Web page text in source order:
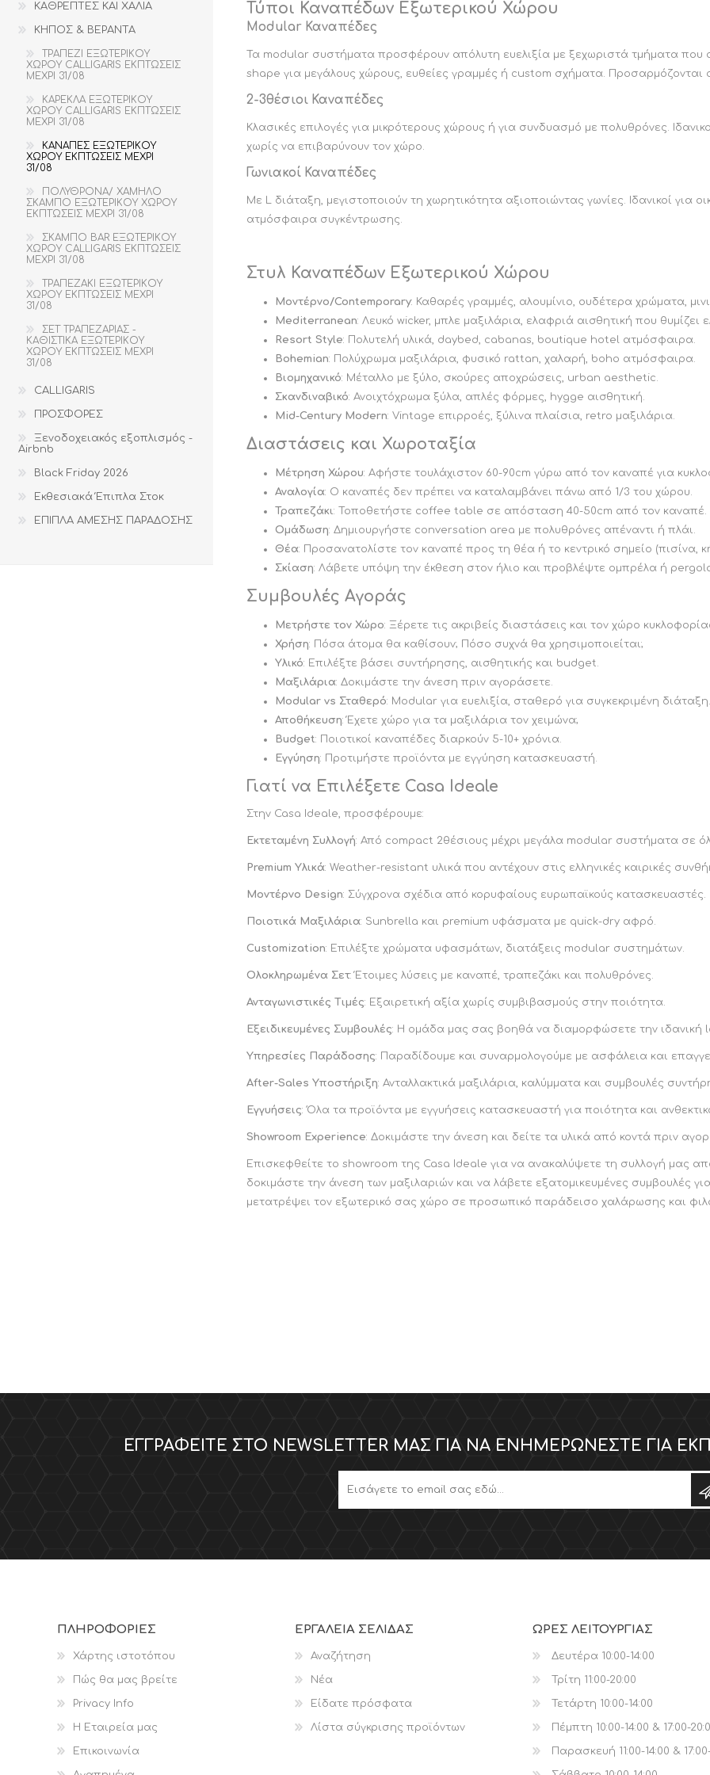
ΓΩΝΙΑΚΟΙ ΚΑΝΑΠΕΔΕΣ
ΔΙΘΕΣΙΟΙ ΚΑΙ ΤΡΙΘΕΣΙΟΙ
ΤΡΑΠΕΖΑΚΙ ΣΑΛΟΝΙΟΥ
ΤΡΑΠΕΖΑΚΙ ΣΑΛΟΝΙΟΥ
ΠΑΡΑΛΛΗΛΟΓΡΑΜΜO
ΤΡΑΠΕΖΑΚΙ ΣΑΛΟΝΙΟΥ
ΣΤΡΟΓΓΥΛΟ
ΤΡΑΠΕΖΑΚΙ ΣΑΛΟΝΙΟΥ
ΕΠΙΤΟΙΧΙΑ ΕΠΙΠΛΑ
ΤΗΛΕΟΡΑΣΗΣ ΕΚΠΤΩΣΕΙΣ
ΜΕΧΡΙ 31/08
ΤΡΑΠΕΖΑΚΙ
ΕΚΠΤΩΣΕΙΣ ΜΕΧΡΙ
31/08
ΠΤΥΣΣΟΜΕΝΟ
ΤΡΑΠΕΖΑΚΙ
ΣΑΛΟΝΙΟΥ
ΕΚΠΤΩΣΕΙΣ ΜΕΧΡΙ
ΕΚΠΤΩΣΕΙΣ ΜΕΧΡΙ
31/08
ΣΤΡΟΓΓΥΛΕΣ
ΠΑΡΑΛΛΗΛΟΓΡΑΜΜΕΣ
ΤΡΑΠΕΖΑΡΙΕΣ
ΤΕΤΡΑΓΩΝΕΣ
ΤΡΑΠΕΖΑΡΙΕΣ
ΤΡΑΠΕΖΑΡΙΕΣ
ΚΑΡΕΚΛΑ ΤΡΑΠΕΖΑΡΙΑΣ
ΚΑΡΕΚΛΑ ΤΡΑΠΕΖΑΡΙΑΣ
ΜΕ ΜΠΡΑΤΣΑ
ΚΑΡΕΚΛΑ ΤΡΑΠΕΖΑΡΙΑΣ
ΜΕ ΔΕΡΜΑ Η΄ΤΕΧΝΟΔΕΡΜΑ
ΚΑΡΕΚΛΑ ΤΡΑΠΕΖΑΡΙΑΣ
ΜΕ ΜΕΤΑΛΛΙΚΑ ΠΟΔΙΑ
ΚΑΡΕΚΛΑ ΤΡΑΠΕΖΑΡΙΑΣ
ΜΕ ΠΟΛΥΠΡΟΠΥΛΕΝΙΟ
ΣΚΑΜΠΟ ΜΠΑΡ ΜΕ
ΠΛΑΤΗ
ΣΚΑΜΠΟ ΜΠΑΡ ΜΕ
ΞΥΛΙΝΑ ΠΟΔΙΑ
ΠΛΑΤΗ ΚΑΙ ΜΠΡΑΤΣΟ
εκπτώσεις μέχρι 30/06
ΚΡΕΒΑΤΙΑ KING SIZE
ΚΡΕΒΑΤΙΑ ΜΟΝΑ
εκπτώσεις μέχρι 30/06
ΚΡΕΒΑΤΙΑ ΗΜΙΔΙΠΛΑ
εκπτώσεις μέχρι 30/06
ΤΡΑΠΕΖΙΑ ΚΟΥΖΙΝΑΣ
ΠΑΡΑΛΛΗΛΟΓΡΑΜΜΑ
ΤΡΑΠΕΖΙΑ ΚΟΥΖΙΝΑΣ
ΤΡΑΠΕΖΙΑ ΚΟΥΖΙΝΑΣ
ΟΒΑΛ
ΚΑΡΕΚΛΕΣ ΚΟΥΖΙΝΑΣ
ΞΥΛΙΝΕΣ
ΜΕΤΑΛΛΙΚΑ ΠΟΔΙΑ
ΚΑΡΕΚΛΕΣ ΚΟΥΖΙΝΑΣ ΜΕ
ΣΕΤ ΤΡΑΠΕΖΑΡΙΑΣ -
ΚΑΘΙΣΤΙΚΑ
ΕΞΩΤΕΡΙΚΟΥ ΧΩΡΟΥ
ΕΚΠΤΩΣΕΙΣ ΜΕΧΡΙ
31/08
ΤΡΑΠΕΖΙ ΚΟΥΖΙΝΑΣ
CALLIGARIS
ΕΚΠΤΩΣΕΙΣ ΜΕΧΡΙ
31/08
ΚΑΡΕΚΛΑ ΚΟΥΖΙΝΑΣ
CALLIGARIS
31/08
ΣΚΑΜΠΟ BAR
CALLIGARIS
ΚΡΕΒΑΤΙ CALLIGARIS
ΕΚΠΤΩΣΕΙΣ ΜΕΧΡΙ
ΤΡΑΠΕΖΙ ΚΑΙ
ΚΑΡΕΚΛΑ
CALLIGARIS
ΠΟΛΥΘΡΟΝΑ /
ΧΑΜΗΛΟ ΣΚΑΜΠΟ
CALLIGARIS
ΕΚΠΤΩΣΕΙΣ ΜΕΧΡΙ
31/08
ΚΟΝΣΟΛΑ
CALLIGARIS
ΕΚΤΠΩΣΕΙΣ ΜΕΧΡΙ
ΚΑΘΡΕΠΤΗΣ
CALLIGARIS
ΕΚΠΤΩΣΕΙΣ ΜΕΧΡΙ
31/08
ΚΗΠΟΣ ΚΑΙ
ΒΕΡΑΝΤΑ
CALLIGARIS
ΕΚΠΤΩΣΕΙΣ ΜΕΧΡΙ
31/08
Τύποι Καναπέδων Εξωτερικού Χώρου
Modular Καναπέδες
Τα modular συστήματα προσφέρουν απόλυτη ευελιξία με ξεχωριστά τμήματα που
shape για μεγάλους χώρους, ευθείες γραμμές ή custom σχήματα. Προσαρμόζονται
2-3θέσιοι Καναπέδες
Κλασικές επιλογές για μικρότερους χώρους ή για συνδυασμό με πολυθρόνες.
χωρίς να επιβαρύνουν τον χώρο.
Γωνιακοί Καναπέδες
Με L διάταξη, μεγιστοποιούν τη χωρητικότητα αξιοποιώντας γωνίες. Ιδανικοί για
ατμόσφαιρα συγκέντρωσης.
Στυλ Καναπέδων Εξωτερικού Χώρου
Μοντέρνο/Contemporary: Καθαρές γραμμές, αλουμίνιο, ουδέτερα χρώματα,
Mediterranean: Λευκό wicker, μπλε μαξιλάρια, ελαφριά αισθητική που θυμίζει
Resort Style: Πολυτελή υλικά, daybed, cabanas, boutique hotel ατμόσφαιρα.
Bohemian: Πολύχρωμα μαξιλάρια, φυσικό rattan, χαλαρή, boho ατμόσφαιρα.
Βιομηχανικό: Μέταλλο με ξύλο, σκούρες αποχρώσεις, urban aesthetic.
Σκανδιναβικό: Ανοιχτόχρωμα ξύλα, απλές φόρμες, hygge αισθητική.
Mid-Century Modern: Vintage επιρροές, ξύλινα πλαίσια, retro μαξιλάρια.
Διαστάσεις και Χωροταξία
Μέτρηση Χώρου: Αφήστε τουλάχιστον 60-90cm γύρω από τον καναπέ για
Αναλογία: Ο καναπές δεν πρέπει να καταλαμβάνει πάνω από 1/3 του χώρου.
Τραπεζάκι: Τοποθετήστε coffee table σε απόσταση 40-50cm από τον καναπέ.
Ομάδωση: Δημιουργήστε conversation area με πολυθρόνες απέναντι ή πλάι.
Θέα: Προσανατολίστε τον καναπέ προς τη θέα ή το κεντρικό σημείο (πισίνα,
Σκίαση: Λάβετε υπόψη την έκθεση στον ήλιο και προβλέψτε ομπρέλα ή
Συμβουλές Αγοράς
Μετρήστε τον Χώρο: Ξέρετε τις ακριβείς διαστάσεις και τον χώρο
Χρήση: Πόσα άτομα θα καθίσουν; Πόσο συχνά θα χρησιμοποιείται;
Υλικό: Επιλέξτε βάσει συντήρησης, αισθητικής και budget.
Μαξιλάρια: Δοκιμάστε την άνεση πριν αγοράσετε.
Modular vs Σταθερό: Modular για ευελιξία, σταθερό για συγκεκριμένη διάταξη.
Αποθήκευση: Έχετε χώρο για τα μαξιλάρια τον χειμώνα;
Budget: Ποιοτικοί καναπέδες διαρκούν 5-10+ χρόνια.
Εγγύηση: Προτιμήστε προϊόντα με εγγύηση κατασκευαστή.
Γιατί να Επιλέξετε Casa Ideale
Στην Casa Ideale, προσφέρουμε:
Εκτεταμένη Συλλογή: Από compact 2θέσιους μέχρι μεγάλα modular συστήματα σε
Premium Υλικά: Weather-resistant υλικά που αντέχουν στις ελληνικές καιρικές
Μοντέρνο Design: Σύγχρονα σχέδια από κορυφαίους ευρωπαϊκούς κατασκευαστές.
Ποιοτικά Μαξιλάρια: Sunbrella και premium υφάσματα με quick-dry αφρό.
Customization: Επιλέξτε χρώματα υφασμάτων, διατάξεις modular συστημάτων.
Ολοκληρωμένα Σετ: Έτοιμες λύσεις με καναπέ, τραπεζάκι και πολυθρόνες.
Ανταγωνιστικές Τιμές: Εξαιρετική αξία χωρίς συμβιβασμούς στην ποιότητα.
Εξειδικευμένες Συμβουλές: Η ομάδα μας σας βοηθά να διαμορφώσετε την ιδανική
Υπηρεσίες Παράδοσης: Παραδίδουμε και συναρμολογούμε με ασφάλεια και
After-Sales Υποστήριξη: Ανταλλακτικά μαξιλάρια, καλύμματα και συμβουλές
Εγγυήσεις: Όλα τα προϊόντα με εγγυήσεις κατασκευαστή για ποιότητα και
Showroom Experience: Δοκιμάστε την άνεση και δείτε τα υλικά από κοντά πριν
Επισκεφθείτε το showroom της Casa Ideale για να ανακαλύψετε τη συλλογή μας
δοκιμάστε την άνεση των μαξιλαριών και να λάβετε εξατομικευμένες συμβουλές
μετατρέψει τον εξωτερικό σας χώρο σε προσωπικό παράδεισο χαλάρωσης και
ΚΑΘΡΕΠΤΕΣ ΚΑΙ ΧΑΛΙΑ
ΚΗΠΟΣ & ΒΕΡΑΝΤΑ
ΤΡΑΠΕΖΙ ΕΞΩΤΕΡΙΚΟΥ
ΧΩΡΟΥ CALLIGARIS ΕΚΠΤΩΣΕΙΣ
ΜΕΧΡΙ 31/08
ΚΑΡΕΚΛΑ ΕΞΩΤΕΡΙΚΟΥ
ΧΩΡΟΥ CALLIGARIS ΕΚΠΤΩΣΕΙΣ
ΜΕΧΡΙ 31/08
ΚΑΝΑΠΕΣ ΕΞΩΤΕΡΙΚΟΥ
ΧΩΡΟΥ ΕΚΠΤΩΣΕΙΣ ΜΕΧΡΙ
31/08
ΠΟΛΥΘΡΟΝΑ/ ΧΑΜΗΛΟ
ΣΚΑΜΠΟ ΕΞΩΤΕΡΙΚΟΥ ΧΩΡΟΥ
ΕΚΠΤΩΣΕΙΣ ΜΕΧΡΙ 31/08
ΣΚΑΜΠΟ BAR ΕΞΩΤΕΡΙΚΟΥ
ΧΩΡΟΥ CALLIGARIS ΕΚΠΤΩΣΕΙΣ
ΜΕΧΡΙ 31/08
ΤΡΑΠΕΖΑΚΙ ΕΞΩΤΕΡΙΚΟΥ
ΧΩΡΟΥ ΕΚΠΤΩΣΕΙΣ ΜΕΧΡΙ
31/08
ΣΕΤ ΤΡΑΠΕΖΑΡΙΑΣ -
ΚΑΘΙΣΤΙΚΑ ΕΞΩΤΕΡΙΚΟΥ
ΧΩΡΟΥ ΕΚΠΤΩΣΕΙΣ ΜΕΧΡΙ
31/08
CALLIGARIS
ΠΡΟΣΦΟΡΕΣ
Ξενοδοχειακός εξοπλισμός -
Airbnb
Black Friday 2026
Εκθεσιακά Έπιπλα Στοκ
ΕΠΙΠΛΑ ΑΜΕΣΗΣ ΠΑΡΑΔΟΣΗΣ
ΕΓΓΡΑΦΕΊΤΕ ΣΤΟ NEWSLETTER ΜΑΣ ΓΙΑ ΝΑ ΕΝΗΜΕΡΏΝΕΣΤΕ ΓΙΑ
ΠΛΗΡΟΦΟΡΊΕΣ
Χάρτης ιστοτόπου
Πώς θα μας βρείτε
Privacy Info
Η Εταιρεία μας
Επικοινωνία
ΕΡΓΑΛΕΊΑ ΣΕΛΊΔΑΣ
Αναζήτηση
Νέα
Είδατε πρόσφατα
Λίστα σύγκρισης προϊόντων
ΩΡΕΣ ΛΕΙΤΟΥΡΓΙΑΣ
Δευτέρα 10:00-14:00
Τρίτη 11:00-20:00
Τετάρτη 10:00-14:00
Πέμπτη 10:00-14:00 & 17:00-
Παρασκευή 11:00-14:00 &